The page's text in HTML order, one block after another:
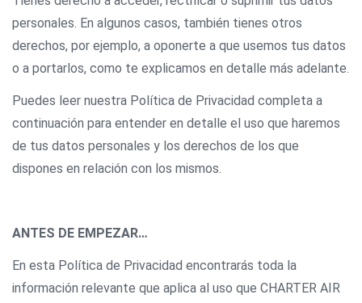
personales. En algunos casos, también tienes otros
derechos, por ejemplo, a oponerte a que usemos tus datos
o a portarlos, como te explicamos en detalle más adelante.
Puedes leer nuestra Política de Privacidad completa a
continuación para entender en detalle el uso que haremos
de tus datos personales y los derechos de los que
dispones en relación con los mismos.
ANTES DE EMPEZAR…
En esta Política de Privacidad encontrarás toda la
información relevante que aplica al uso que CHARTER AIR